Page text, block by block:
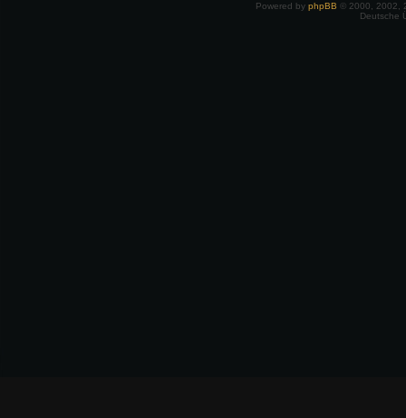
Powered by phpBB © 2000, 2002,
Deutsche